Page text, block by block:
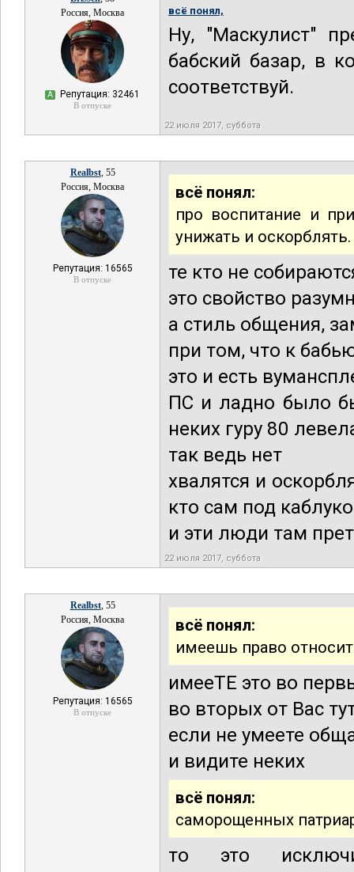
Россия, Москва
А Репутация: 32461
В отпуске
всё понял,
Ну, "Маскулист"
бабский базар, в
соответствуй.
22 июля 2017, суббота
Realbst, 55
Россия, Москва
Репутация: 16565
В отпуске
всё понял:
про воспитание и
унижать и оскорблять.
те кто не
это свойство
а стиль общения,
при том, что к
это и есть
ПС и ладно было
неких гуру 80
так ведь нет
хвалятся и
кто сам под
и эти люди там
22 июля 2017, суббота
Realbst, 55
Россия, Москва
Репутация: 16565
В отпуске
всё понял:
имеешь право
имееТЕ это во
во вторых от Вас
если не умеете
и видите неких
всё понял:
саморощенных
то это